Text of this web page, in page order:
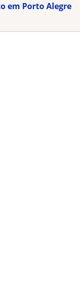
em Porto Alegre